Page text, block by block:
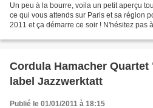
Un peu à la bourre, voila un petit aperçu
ce qui vous attends sur Paris et sa région
2011 et ça démarre ce soir ! N'hésitez pas
Cordula Hamacher
label Jazzwerktatt
Publié le 01/01/2011 à 18:15